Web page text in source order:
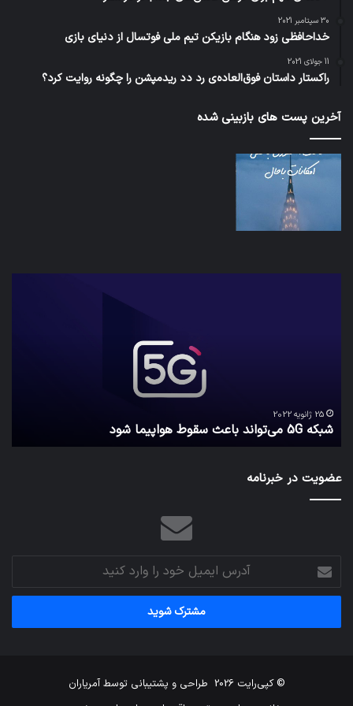
30 سپتامبر 2021
خداحافظی زود هنگام بازیکن تیم ملی فوتسال از دنیای بازی
11 جولای 2021
راکستار داستان فوق‌العاده‌ی رد دد ریدمپشن را چگونه روایت کرد؟
آخرین پست های بازبینی شده
25 ژانویه 2022
شبکه 5G می‌تواند باعث سقوط هواپیما شود
عضویت در خبرنامه
آدرس
ایمیل
خود
وارد
© کپی‌رایت 2026 طراحی و پشتیبانی توسطآمریاران